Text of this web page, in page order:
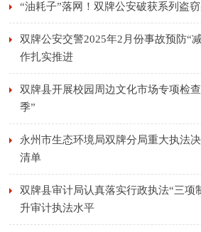
“油耗子”落网！双牌公安破获系列盗
双牌公安交警2025年2月份事故预防“
作扎实推进
双牌县开展校园周边文化市场专项检
季”
永州市生态环境局双牌分局重大执法
清单
双牌县审计局认真落实行政执法“三项
升审计执法水平